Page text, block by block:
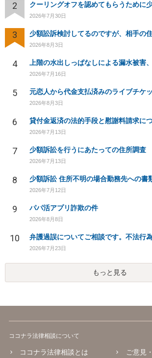
2
2026年7月30日
3 少額訟訴検討してるのですが、相手の
2026年8月3日
4
2026年7月16日
5 元恋人から代金支払済みのライブチケ
2026年8月3日
6 貸付金返済の法的手段と慰謝料請求に
2026年7月13日
7 少額訴訟を行うにあたっての住所調査
2026年7月13日
8 少額訴訟 住所不明の場合勤務先への書
2026年7月12日
9 パパ活アプリ詐欺の件
2026年8月8日
10
2026年7月23日
もっと見る
ココナラ法律相談について
ココナラ法律相談とは ご意見